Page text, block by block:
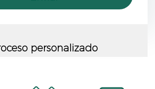
personalizado